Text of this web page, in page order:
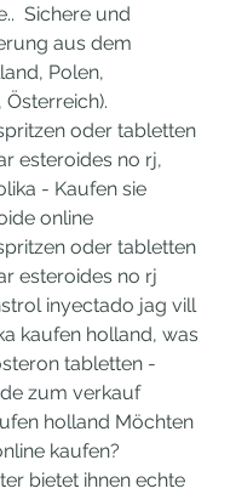
Sichere und
aus dem
Polen,
oder tabletten
esteroides no rj,
- Kaufen sie
online
oder tabletten
esteroides no rj
inyectado jag vill
kaufen holland, was
tabletten -
zum verkauf
holland Möchten
kaufen?
bietet ihnen echte